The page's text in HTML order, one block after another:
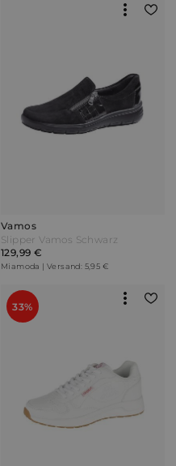
Vamos
Slipper Vamos Schwarz
129,99 €
Miamoda | Versand: 5,95 €
33%